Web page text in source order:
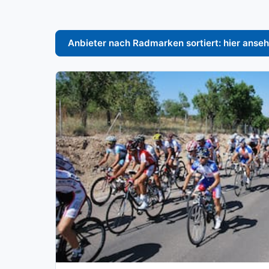
Anbieter nach Radmarken sortiert: hier